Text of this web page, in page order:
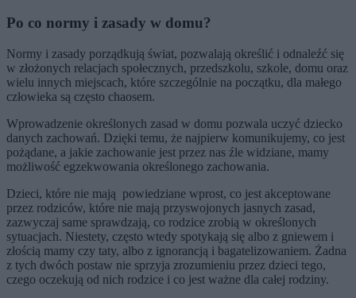
Po co normy i zasady w domu?
Normy i zasady porządkują świat, pozwalają określić i odnaleźć się
w złożonych relacjach społecznych, przedszkolu, szkole, domu oraz
wielu innych miejscach, które szczególnie na początku, dla małego
człowieka są często chaosem.
Wprowadzenie określonych zasad w domu pozwala uczyć dziecko
danych zachowań. Dzięki temu, że najpierw komunikujemy, co jest
pożądane, a jakie zachowanie jest przez nas źle widziane, mamy
możliwość egzekwowania określonego zachowania.
Dzieci, które nie mają powiedziane wprost, co jest akceptowane
przez rodziców, które nie mają przyswojonych jasnych zasad,
zazwyczaj same sprawdzają, co rodzice zrobią w określonych
sytuacjach. Niestety, często wtedy spotykają się albo z gniewem i
złością mamy czy taty, albo z ignorancją i bagatelizowaniem. Żadna
z tych dwóch postaw nie sprzyja zrozumieniu przez dzieci tego,
czego oczekują od nich rodzice i co jest ważne dla całej rodziny.